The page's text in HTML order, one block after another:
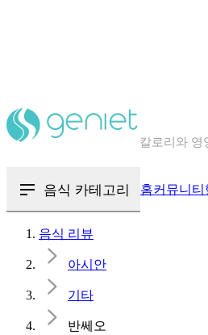
혈당 · 다이
음식 카테고리 홈커뮤니티
음식 리뷰
아시안
기타
반쎄오